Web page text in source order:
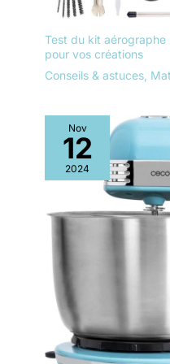
Test du kit aérographe
pour vos créations
Conseils & astuces
Nov
12
2024